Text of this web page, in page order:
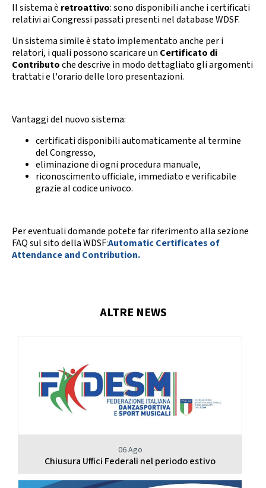
Il sistema è retroattivo: sono disponibili anche i certificati
relativi ai Congressi passati presenti nel database WDSF.
Un sistema simile è stato implementato anche per i
relatori, i quali possono scaricare un Certificato di
Contributoche descrive in modo dettagliato gli argomenti
trattati e l'orario delle loro presentazioni.
Vantaggi del nuovo sistema:
certificati disponibili automaticamente al termine
del Congresso,
eliminazione di ogni procedura manuale,
riconoscimento ufficiale, immediato e verificabile
grazie al codice univoco.
Per eventuali domande potete far riferimento alla sezione
FAQ sul sito della WDSF:Automatic Certificates of
Attendance and Contribution.
ALTRE NEWS
06 Ago
Chiusura Uffici Federali nel periodo estivo